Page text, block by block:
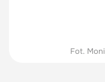
Fot.